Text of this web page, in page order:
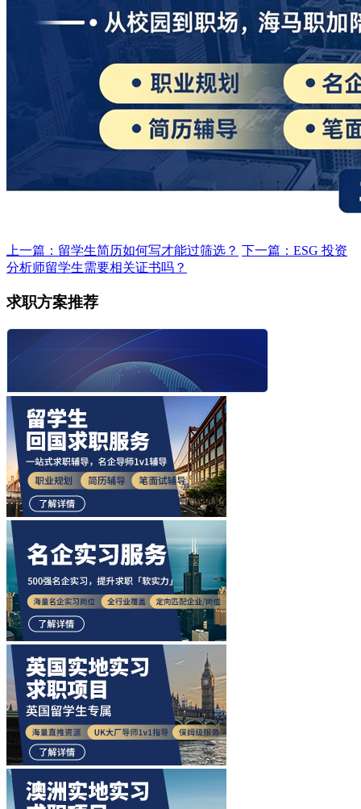
上一篇：留学生简历如何写才能过筛选？ 下一篇：ESG 投资
分析师留学生需要相关证书吗？
求职方案推荐